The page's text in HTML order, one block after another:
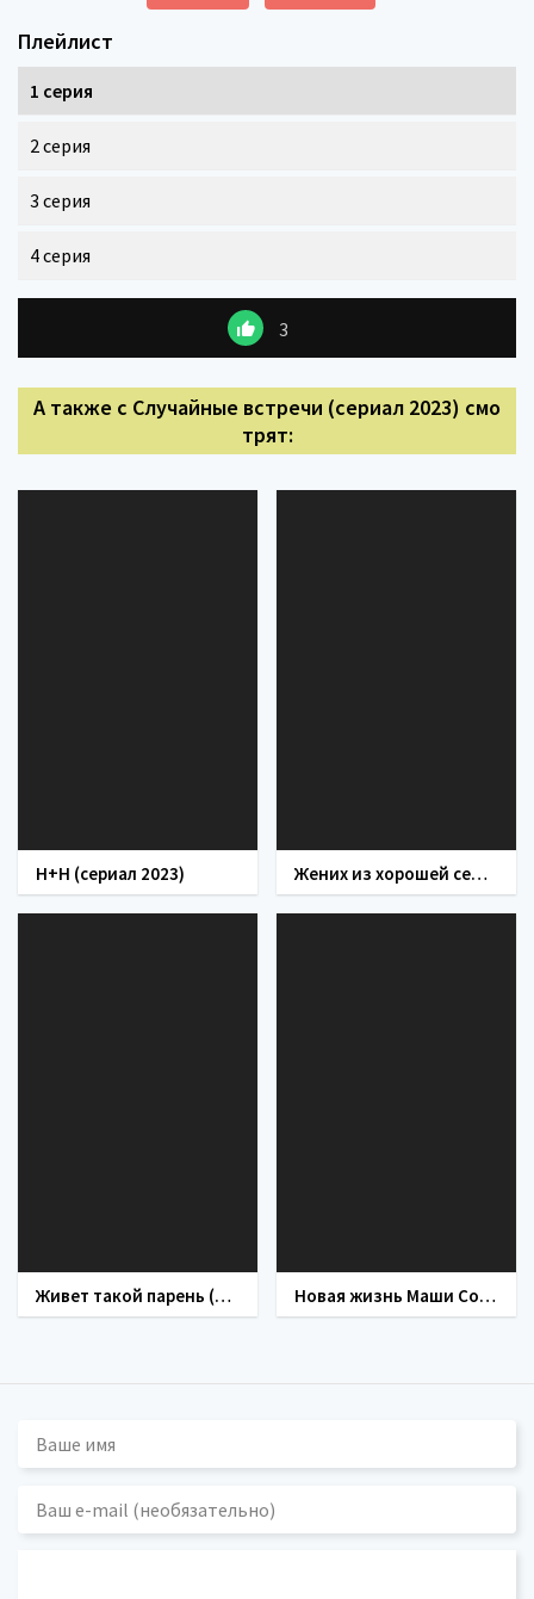
Плейлист
1 серия
2 серия
3 серия
4 серия
3
А также с Случайные встречи (сериал 2023) смо
трят:
Н+Н (сериал 2023) Жених из хорошей семьи (сериал 2023)
Живет такой парень (фильм 1964) Новая жизнь Маши Соленовой (сериал 2021)